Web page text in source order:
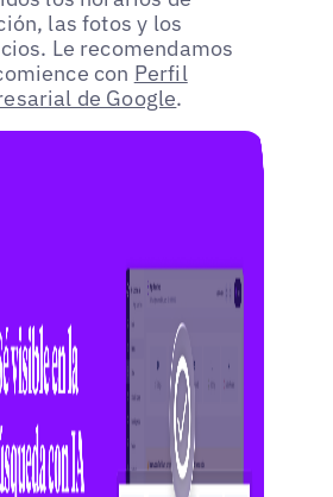
las fotos y los
Le recomendamos
con Perfil
de Google.